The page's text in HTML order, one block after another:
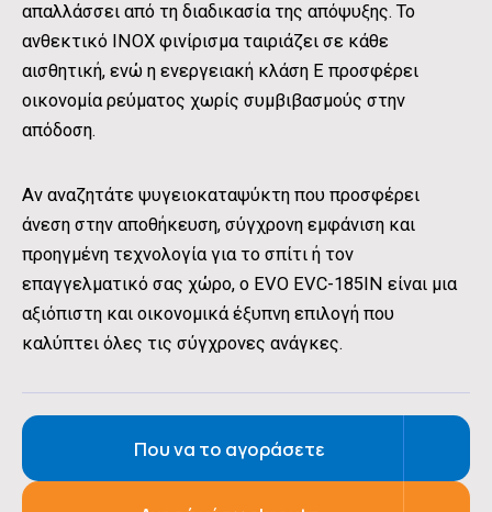
απαλλάσσει από τη διαδικασία της απόψυξης. Το
ανθεκτικό INOX φινίρισμα ταιριάζει σε κάθε
αισθητική, ενώ η ενεργειακή κλάση Ε προσφέρει
οικονομία ρεύματος χωρίς συμβιβασμούς στην
απόδοση.
Αν αναζητάτε ψυγειοκαταψύκτη που προσφέρει
άνεση στην αποθήκευση, σύγχρονη εμφάνιση και
προηγμένη τεχνολογία για το σπίτι ή τον
επαγγελματικό σας χώρο, ο EVO EVC-185IN είναι μια
αξιόπιστη και οικονομικά έξυπνη επιλογή που
καλύπτει όλες τις σύγχρονες ανάγκες.
Που να το αγοράσετε